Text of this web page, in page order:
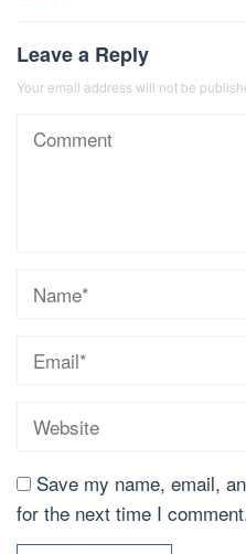
Leave a Reply
Your email address will not be
Save my name, email,
for the next time I